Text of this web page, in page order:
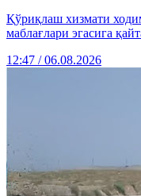
Қўриқлаш хизмати
маблағлари эгасига
12:47 / 06.08.2026